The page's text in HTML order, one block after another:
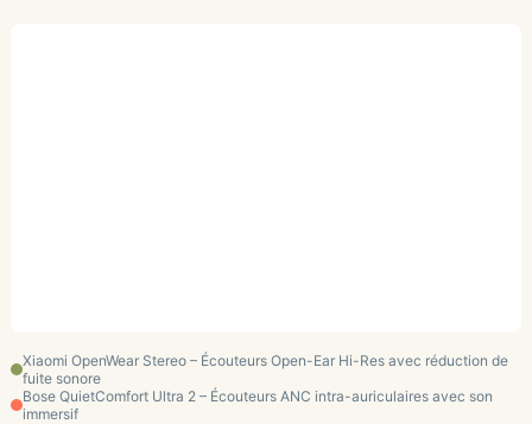
Xiaomi OpenWear Stereo – Écouteurs Open-Ear Hi-Res avec réduction de
fuite sonore
Bose QuietComfort Ultra 2 – Écouteurs ANC intra-auriculaires avec son
immersif